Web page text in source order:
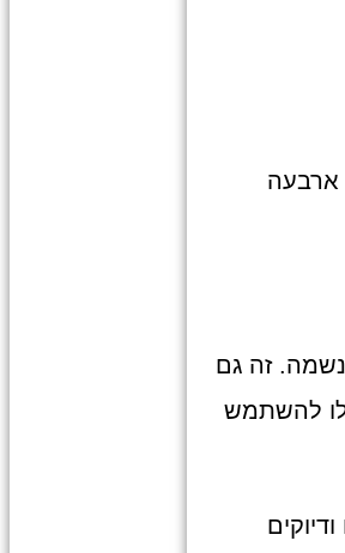
ארבעה
זה גם
להשתמש